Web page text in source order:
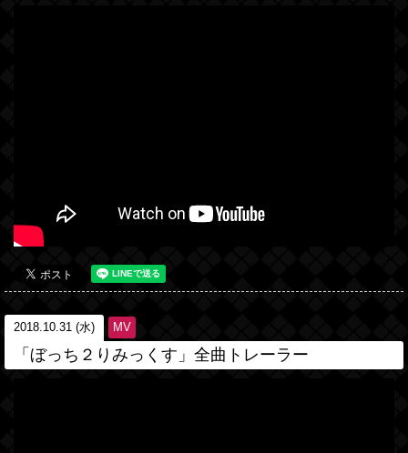
2018.10.31 (水) MV
「ぼっち２りみっくす」全曲トレーラー